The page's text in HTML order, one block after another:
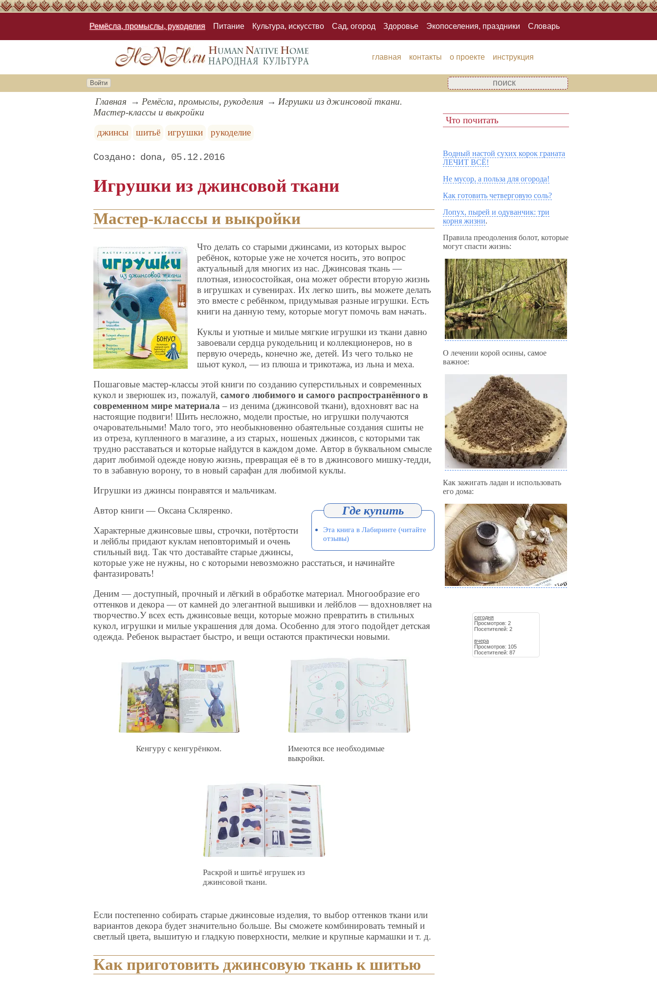
Ремёсла, промыслы, рукоделия Питание Культура, искусство Сад, огород Здоровье Экопоселения, праздники Словарь
главная контакты о проекте инструкция
Войти
Главная Ремёсла, промыслы, рукоделия
Игрушки из джинсовой ткани.
Мастер-классы и выкройки
джинсы
шитьё игрушки рукоделие
dona 05.12.2016
Игрушки из джинсовой ткани
Мастер-классы и выкройки
Что делать со старыми джинсами, из которых вырос
ребёнок, которые уже не хочется носить, это вопрос
актуальный для многих из нас. Джинсовая ткань —
плотная, износостойкая, она может обрести вторую жизнь
в игрушках и сувенирах. Их легко шить, вы можете делать
это вместе с ребёнком, придумывая разные игрушки. Есть
книги на данную тему, которые могут помочь вам начать.
Куклы и уютные и милые мягкие игрушки из ткани давно
завоевали сердца рукодельниц и коллекционеров, но в
первую очередь, конечно же, детей. Из чего только не
шьют кукол, — из плюша и трикотажа, из льна и меха.
Пошаговые мастер-классы этой книги по созданию суперстильных и современных
кукол и зверюшек из, пожалуй,самого любимого и самого распространённого в
современном мире материала – из денима (джинсовой ткани), вдохновят вас на
настоящие подвиги! Шить несложно, модели простые, но игрушки получаются
очаровательными! Мало того, это необыкновенно обаятельные создания сшиты не
из отреза, купленного в магазине, а из старых, ношеных джинсов, с которыми так
трудно расставаться и которые найдутся в каждом доме. Автор в буквальном смысле
дарит любимой одежде новую жизнь, превращая её в то в джинсового мишку-тедди,
то в забавную ворону, то в новый сарафан для любимой куклы.
Игрушки из джинсы понравятся и мальчикам.
Эта книга в Лабиринте (читайте
отзывы)
Автор книги — Оксана Скляренко.
Характерные джинсовые швы, строчки, потёртости
и лейблы придают куклам неповторимый и очень
стильный вид. Так что доставайте старые джинсы,
которые уже не нужны, но с которыми невозможно расстаться, и начинайте
фантазировать!
Деним — доступный, прочный и лёгкий в обработке материал. Многообразие его
оттенков и декора — от камней до элегантной вышивки и лейблов — вдохновляет на
творчество.У всех есть джинсовые вещи, которые можно превратить в стильных
кукол, игрушки и милые украшения для дома. Особенно для этого подойдет детская
одежда. Ребенок вырастает быстро, и вещи остаются практически новыми.
Кенгуру с кенгурёнком.
Имеются все необходимые
выкройки.
Раскрой и шитьё игрушек из
джинсовой ткани.
Если постепенно собирать старые джинсовые изделия, то выбор оттенков ткани или
вариантов декора будет значительно больше. Вы сможете комбинировать темный и
светлый цвета, вышитую и гладкую поверхности, мелкие и крупные кармашки и т. д.
Как приготовить джинсовую ткань к шитью
Что почитать
Водный настой сухих корок граната
ЛЕЧИТ ВСЁ!
Не мусор, а польза для огорода!
Как готовить четверговую соль?
Лопух, пырей и одуванчик: три
корня жизни.
Правила преодоления болот, которые
могут спасти жизнь:
О лечении корой осины, самое
важное:
Как зажигать ладан и использовать
его дома:
сегодня
Просмотров: 2
Посетителей: 2
вчера
Просмотров: 105
Посетителей: 87